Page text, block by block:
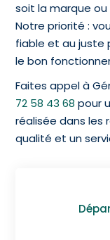
soit la marque
Notre priorité :
fiable et au juste
le bon
Faites appel à
72 58 43 68 pour
réalisée dans les
qualité et un